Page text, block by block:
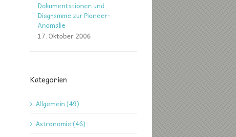
Dokumentationen und
Diagramme zur Pioneer-
Anomalie
17. Oktober 2006
Kategorien
Allgemein (49)
Astronomie (46)